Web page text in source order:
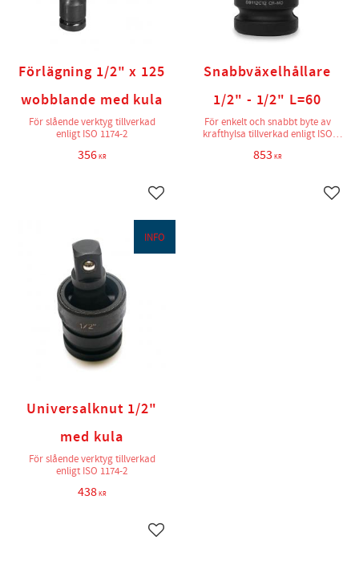
Förlägning 1/2" x 125
wobblande med kula
För slående verktyg tillverkad
enligt ISO 1174-2
356KR
Lägg till i favoriter
Snabbväxelhållare
1/2" - 1/2" L=60
För enkelt och snabbt byte av
krafthylsa tillverkad enligt ISO
853 KR
Universalknut 1/2"
med kula
För slående verktyg tillverkad
enligt ISO 1174-2
438KR
Lägg till i favoriter
INFO